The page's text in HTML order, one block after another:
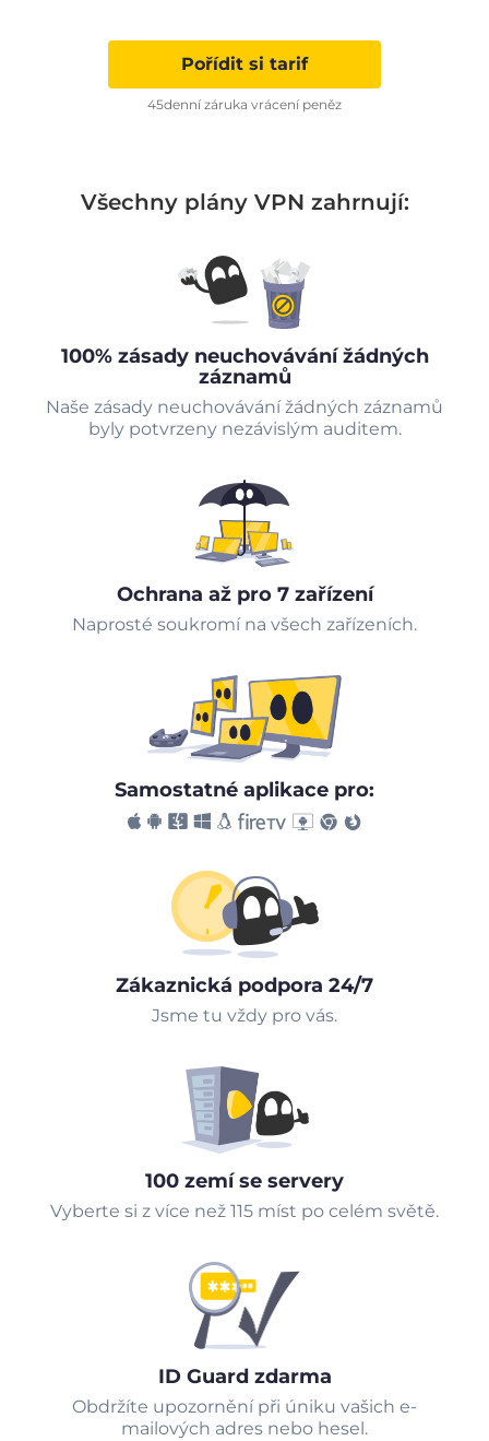
Pořídit si tarif
45denní záruka vrácení peněz
Všechny plány VPN zahrnují:
100% zásady neuchovávání žádných
záznamů
Naše zásady neuchovávání žádných záznamů
byly potvrzeny nezávislým auditem.
Ochrana až pro 7 zařízení
Naprosté soukromí na všech zařízeních.
Samostatné aplikace pro:
Zákaznická podpora 24/7
Jsme tu vždy pro vás.
100 zemí se servery
Vyberte si z více než 115 míst po celém světě.
ID Guard zdarma
Obdržíte upozornění při úniku vašich e-
mailových adres nebo hesel.